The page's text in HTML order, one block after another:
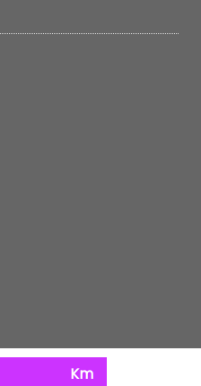
Km